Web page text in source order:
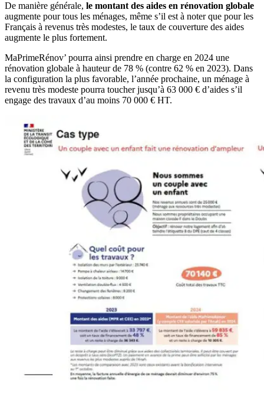
De manière générale, le montant des aides en rénovation globale
augmente pour tous les ménages, même s’il est à noter que pour les
Français à revenus très modestes, le taux de couverture des aides
augmente le plus fortement.
MaPrimeRénov’ pourra ainsi prendre en charge en 2024 une
rénovation globale à hauteur de 78 % (contre 62 % en 2023). Dans
la configuration la plus favorable, l’année prochaine, un ménage à
revenu très modeste pourra toucher jusqu’à 63 000 € d’aides s’il
engage des travaux d’au moins 70 000 € HT.